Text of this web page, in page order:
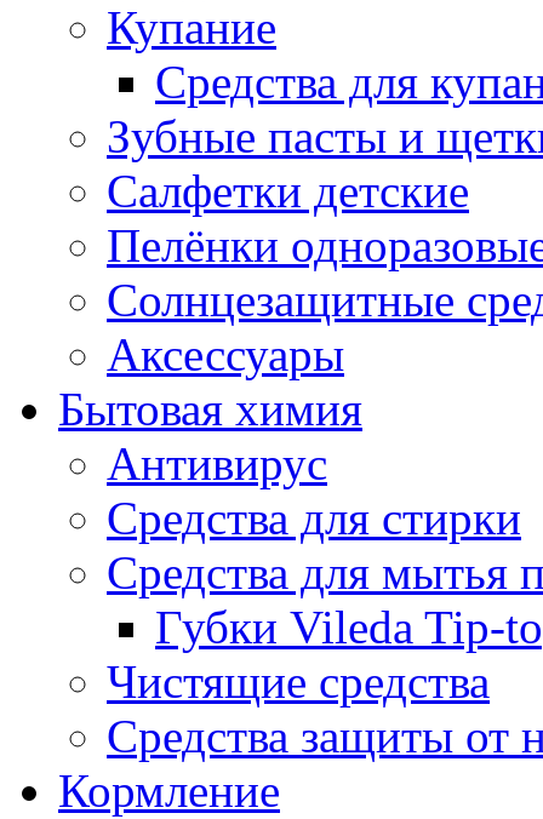
Купание
Средства для
Зубные пасты и
Салфетки детские
Пелёнки
Солнцезащитные
Аксессуары
Бытовая химия
Антивирус
Средства для стирки
Средства для мытья
Губки Vileda Tip-
Чистящие средства
Средства защиты от
Кормление